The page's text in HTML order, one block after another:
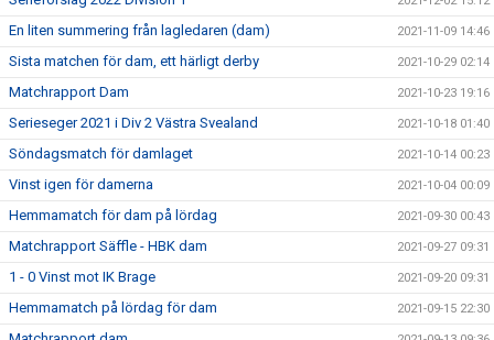
En liten summering från lagledaren (dam) 2021-11-09 14:46
Sista matchen för dam, ett härligt derby 2021-10-29 02:14
Matchrapport Dam 2021-10-23 19:16
Serieseger 2021 i Div 2 Västra Svealand 2021-10-18 01:40
Söndagsmatch för damlaget 2021-10-14 00:23
Vinst igen för damerna 2021-10-04 00:09
Hemmamatch för dam på lördag 2021-09-30 00:43
Matchrapport Säffle - HBK dam 2021-09-27 09:31
1 - 0 Vinst mot IK Brage 2021-09-20 09:31
Hemmamatch på lördag för dam 2021-09-15 22:30